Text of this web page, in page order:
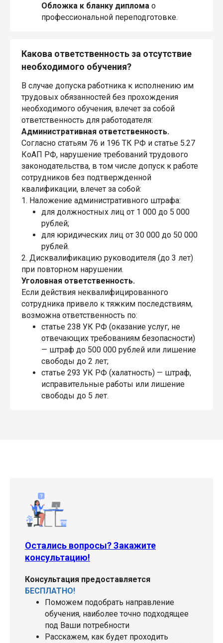
Обложка к бланку диплома о
профессиональной переподготовке.
Какова ответственность за отсутствие
необходимого обучения?
В случае допуска работника к исполнению им
трудовых обязанностей без прохождения
необходимого обучения, влечет за собой
ответственность для работодателя:
Административная ответственность.
Согласно статьям 76 и 196 ТК РФ и статье 5.27
КоАП РФ, нарушение требований трудового
законодательства, в том числе допуск к работе
сотрудников без подтвержденной
квалификации, влечет за собой:
1. Наложение административного штрафа:
для должностных лиц от 1 000 до 5 000
рублей;
для юридических лиц от 30 000 до 50 000
рублей.
2. Дисквалификацию руководителя (до 3 лет)
при повторном нарушении.
Уголовная ответственность.
Если действия неквалифицированного
сотрудника привело к тяжким последствиям,
возможна ответственность по:
статье 238 УК РФ (оказание услуг, не
отвечающих требованиям безопасности)
— штраф до 500 000 рублей или лишение
свободы до 2 лет;
статье 293 УК РФ (халатность) — штраф,
исправительные работы или лишение
свободы до 5 лет.
Остались вопросы? Закажите
консультацию!
Консультация предоставляется
БЕСПЛАТНО!
Поможем подобрать направление
обучения, наиболее точно подходящее
под Ваши потребности
Расскажем, как будет проходить